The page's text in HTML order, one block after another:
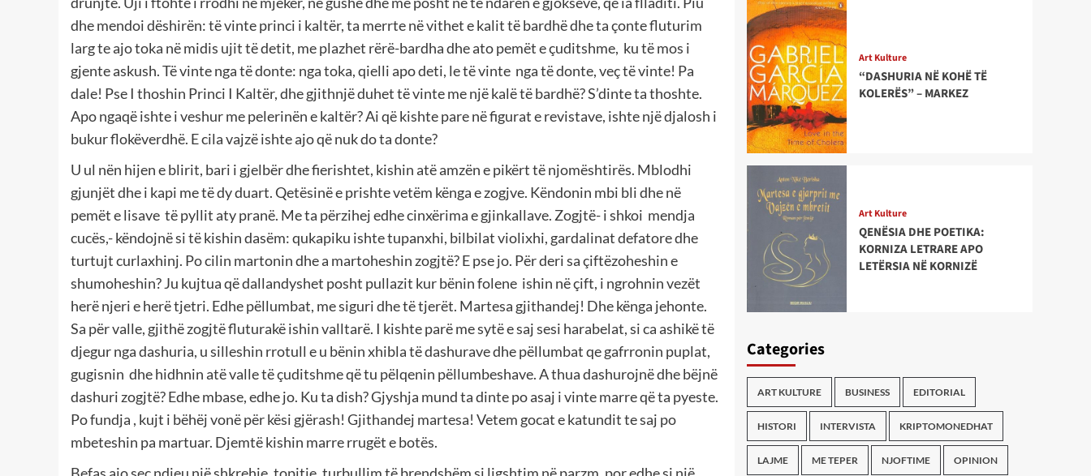
dhe mendoi dëshirën: të vinte princi i kaltër, ta merrte në vithet e kalit të bardhë dhe ta çonte fluturim
larg te ajo toka në midis ujit të detit, me plazhet rërë-bardha dhe ato pemët e çuditshme, ku të mos i
gjente askush. Të vinte nga të donte: nga toka, qielli apo deti, le të vinte nga të donte, veç të vinte! Pa
dale! Pse I thoshin Princi I Kaltër, dhe gjithnjë duhet të vinte me një kalë të bardhë? S’dinte ta thoshte.
Apo ngaqë ishte i veshur me pelerinën e kaltër? Ai që kishte pare në figurat e revistave, ishte një djalosh i
bukur flokëverdhë. E cila vajzë ishte ajo që nuk do ta donte?
U ul nën hijen e blirit, bari i gjelbër dhe fierishtet, kishin atë amzën e pikërt të njomështirës. Mblodhi
gjunjët dhe i kapi me të dy duart. Qetësinë e prishte vetëm kënga e zogjve. Këndonin mbi bli dhe në
pemët e lisave të pyllit aty pranë. Me ta përzihej edhe cinxërima e gjinkallave. Zogjtë- i shkoi mendja
cucës,- këndojnë si të kishin dasëm: qukapiku ishte tupanxhi, bilbilat violixhi, gardalinat defatore dhe
turtujt curlaxhinj. Po cilin martonin dhe a martoheshin zogjtë? E pse jo. Për deri sa çiftëzoheshin e
shumoheshin? Ju kujtua që dallandyshet posht pullazit kur bënin folene ishin në çift, i ngrohnin vezët
herë njeri e herë tjetri. Edhe pëllumbat, me siguri dhe të tjerët. Martesa gjithandej! Dhe kënga jehonte.
Sa për valle, gjithë zogjtë fluturakë ishin valltarë. I kishte parë me sytë e saj sesi harabelat, si ca ashikë të
djegur nga dashuria, u silleshin rrotull e u bënin xhibla të dashurave dhe pëllumbat qe gafrronin puplat,
gugisnin dhe hidhnin atë valle të çuditshme që tu pëlqenin pëllumbeshave. A thua dashurojnë dhe bëjnë
dashuri zogjtë? Edhe mbase, edhe jo. Ku ta dish? Gjyshja mund ta dinte po asaj i vinte marre që ta pyeste.
Po fundja , kujt i bëhëj vonë për kësi gjërash! Gjithandej martesa! Vetem gocat e katundit te saj po
mbeteshin pa martuar. Djemtë kishin marre rrugët e botës.
Art Kulture
“DASHURIA NË KOHË TË
KOLERËS” – MARKEZ
Art Kulture
QENËSIA DHE POETIKA:
KORNIZA LETRARE APO
LETËRSIA NË KORNIZË
Categories
ART KULTURE BUSINESS EDITORIAL
HISTORI INTERVISTA KRIPTOMONEDHAT
LAJME ME TEPER NJOFTIME OPINION